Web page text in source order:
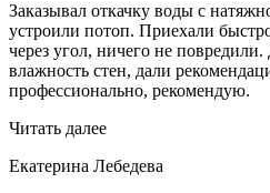
Заказывал откачку воды с
устроили потоп. Приехали
через угол, ничего не
влажность стен, дали
профессионально, рекомендую.
Читать далее
Екатерина Лебедева